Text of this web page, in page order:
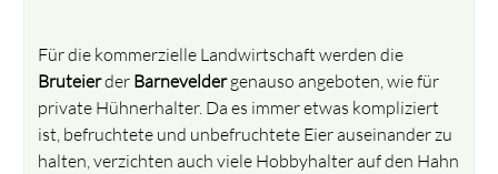
Für die kommerzielle Landwirtschaft werden die
Bruteierder Barneveldergenauso angeboten, wie für
private Hühnerhalter. Da es immer etwas kompliziert
ist, befruchtete und unbefruchtete Eier auseinander zu
halten, verzichten auch viele Hobbyhalter auf den Hahn